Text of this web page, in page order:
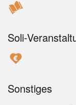
Soli-
Sonstiges